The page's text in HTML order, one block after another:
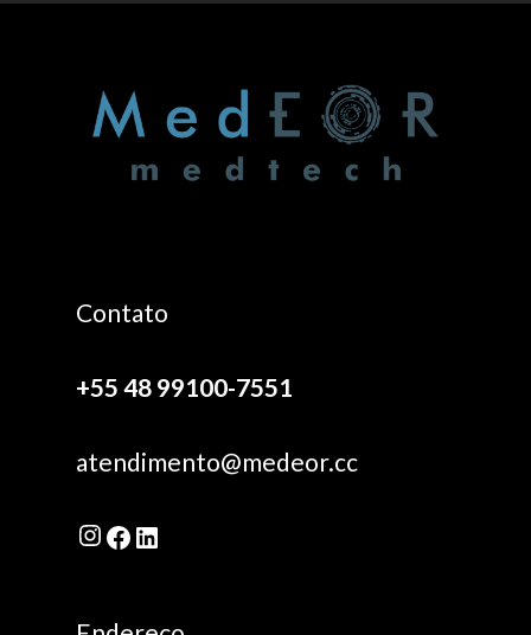
Contato
+55 48 99100-7551
atendimento@medeor.cc
Instagram
Facebook